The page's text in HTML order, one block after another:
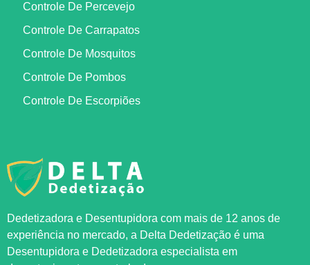
Dedetizadora e Desentupidora com mais de 12 anos de
experiência no mercado, a Delta Dedetização é uma
Desentupidora e Dedetizadora especialista em
Controle De Percevejo
Controle De Carrapatos
Controle De Mosquitos
Controle De Pombos
Controle De Escorpiões